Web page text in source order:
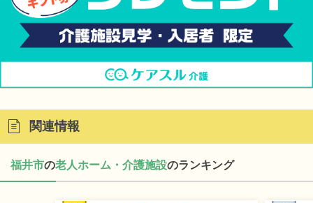
関連情報
福井市の老人ホーム・介護施設のランキング